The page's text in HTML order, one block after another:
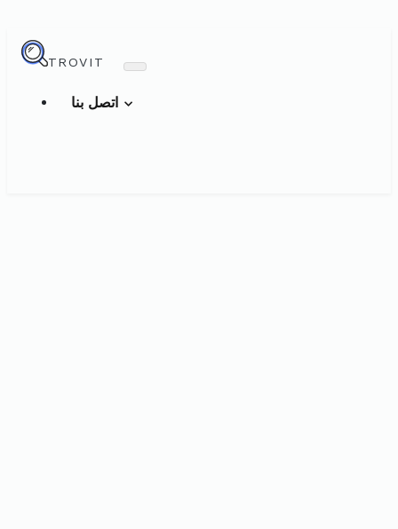
TROVIT